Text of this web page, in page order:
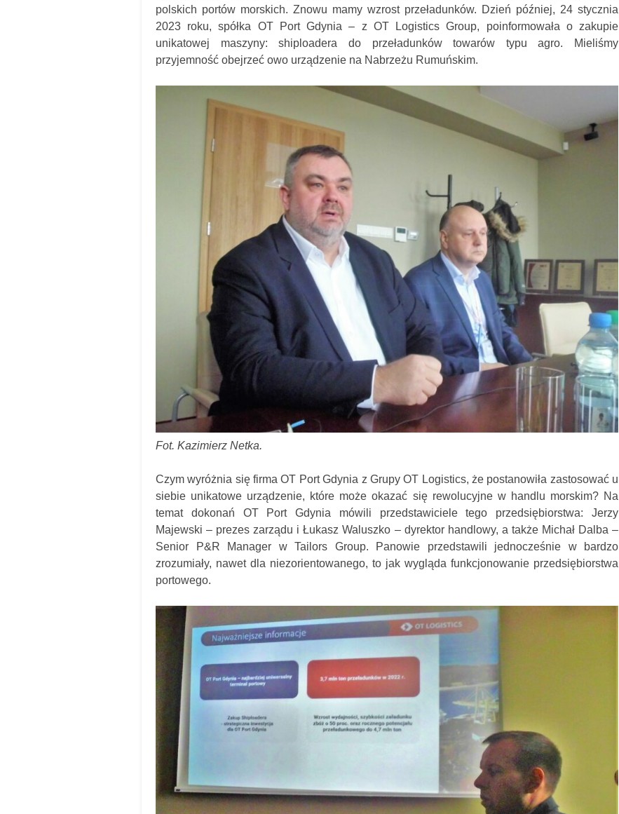
polskich portów morskich. Znowu mamy wzrost przeładunków. Dzień później, 24 stycznia
2023 roku, spółka OT Port Gdynia – z OT Logistics Group, poinformowała o zakupie
unikatowej maszyny: shiploadera do przeładunków towarów typu agro. Mieliśmy
przyjemność obejrzeć owo urządzenie na Nabrzeżu Rumuńskim.
Fot. Kazimierz Netka.
Czym wyróżnia się firma OT Port Gdynia z Grupy OT Logistics, że postanowiła zastosować u
siebie unikatowe urządzenie, które może okazać się rewolucyjne w handlu morskim? Na
temat dokonań OT Port Gdynia mówili przedstawiciele tego przedsiębiorstwa: Jerzy
Majewski – prezes zarządu i Łukasz Waluszko – dyrektor handlowy, a także Michał Dalba –
Senior P&R Manager w Tailors Group. Panowie przedstawili jednocześnie w bardzo
zrozumiały, nawet dla niezorientowanego, to jak wygląda funkcjonowanie przedsiębiorstwa
portowego.